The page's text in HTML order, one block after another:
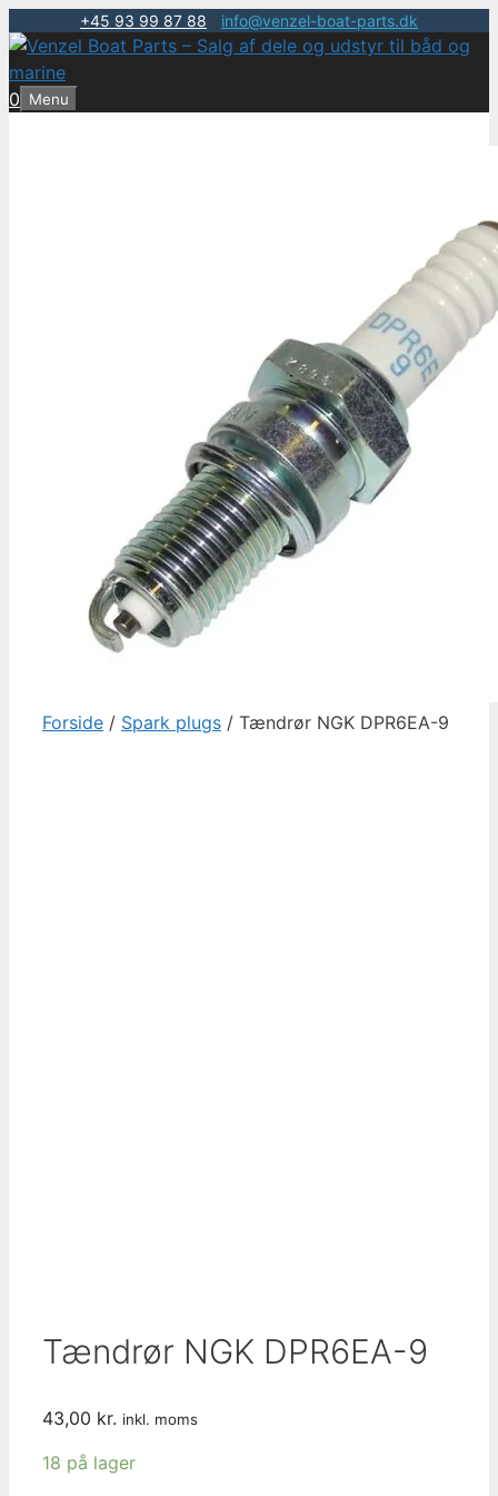
+45 93 99 87 88 info@venzel-boat-parts.dk
Hop
til
indhold
0 Menu
Forside / Spark plugs / Tændrør NGK DPR6EA-9
Tændrør NGK DPR6EA-9
43,00 kr. inkl. moms
18 på lager